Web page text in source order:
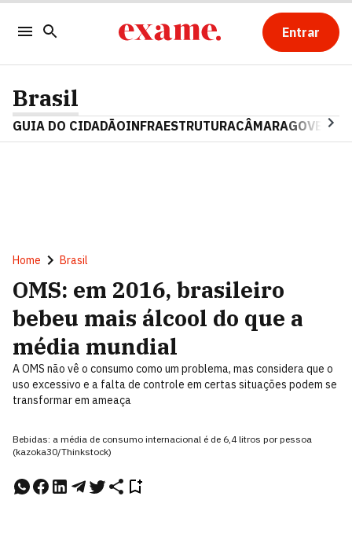
Entrar
Brasil
GUIA DO CIDADÃOINFRAESTRUTURACÂMARAGOVERNO
Home Brasil
OMS: em 2016, brasileiro
bebeu mais álcool do que a
média mundial
A OMS não vê o consumo como um problema, mas considera que o
uso excessivo e a falta de controle em certas situações podem se
transformar em ameaça
Bebidas: a média de consumo internacional é de 6,4 litros por pessoa
(kazoka30/Thinkstock)